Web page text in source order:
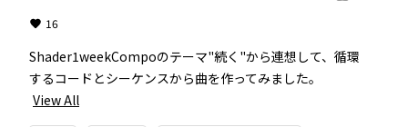
16
Shader1weekCompoのテーマ"続く"から連想して、循環
するコードとシーケンスから曲を作ってみました。
View All